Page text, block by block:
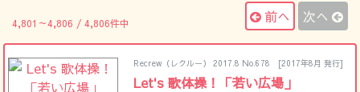
4,801～4,806 / 4,806件中 前へ 次へ
Recrew（レクルー） 2017.8 No.678 [2017年8月 発行]
Let's 歌体操！「若い広場」